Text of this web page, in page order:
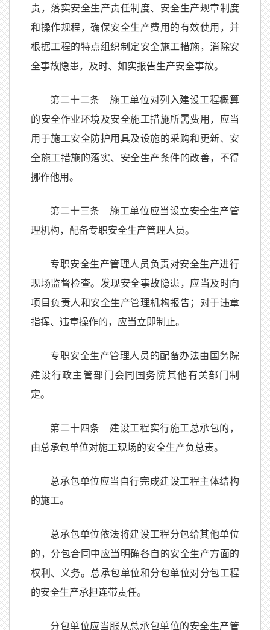
责，落实安全生产责任制度、安全生产规章制度
和操作规程，确保安全生产费用的有效使用，并
根据工程的特点组织制定安全施工措施，消除安
全事故隐患，及时、如实报告生产安全事故。
第二十二条 施工单位对列入建设工程概算
的安全作业环境及安全施工措施所需费用，应当
用于施工安全防护用具及设施的采购和更新、安
全施工措施的落实、安全生产条件的改善，不得
挪作他用。
第二十三条 施工单位应当设立安全生产管
理机构，配备专职安全生产管理人员。
专职安全生产管理人员负责对安全生产进行
现场监督检查。发现安全事故隐患，应当及时向
项目负责人和安全生产管理机构报告；对于违章
指挥、违章操作的，应当立即制止。
专职安全生产管理人员的配备办法由国务院
建设行政主管部门会同国务院其他有关部门制
定。
第二十四条 建设工程实行施工总承包的，
由总承包单位对施工现场的安全生产负总责。
总承包单位应当自行完成建设工程主体结构
的施工。
总承包单位依法将建设工程分包给其他单位
的，分包合同中应当明确各自的安全生产方面的
权利、义务。总承包单位和分包单位对分包工程
的安全生产承担连带责任。
分包单位应当服从总承包单位的安全生产管